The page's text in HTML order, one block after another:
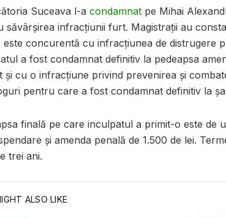
Suceava l-a condamnat pe Mihai
săvârșirea infracțiunii furt. Magistrații au
este concurentă cu infracţiunea de distrugere
a fost condamnat definitiv la pedeapsa
și cu o infracțiune privind prevenirea şi
pentru care a fost condamnat definitiv la
finală pe care inculpatul a primit-o este de
și amenda penală de 1.500 de lei.
trei ani.
ALSO LIKE